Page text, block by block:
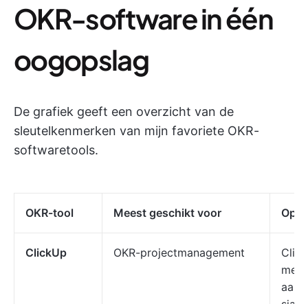
OKR-software in één
oogopslag
De grafiek geeft een overzicht van de
sleutelkenmerken van mijn favoriete OKR-
softwaretools.
OKR-tool Meest geschikt voor
ClickUp OKR-projectmanagement